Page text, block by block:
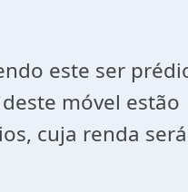
este ser
móvel estão
cuja renda